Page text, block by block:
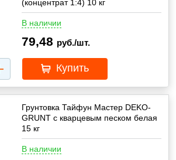
(концентрат 1:4) 10 кг
В наличии
79,48 руб./шт.
Купить
Грунтовка Тайфун Мастер DEKO-
GRUNT с кварцевым песком белая
15 кг
В наличии